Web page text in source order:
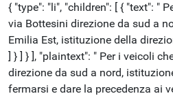
{ "type": "li", "children": [ { "text": "
via Bottesini direzione da sud a
Emilia Est, istituzione della
] } ] } ], "plaintext": " Per i veicoli
direzione da sud a nord,
fermarsi e dare la precedenza ai